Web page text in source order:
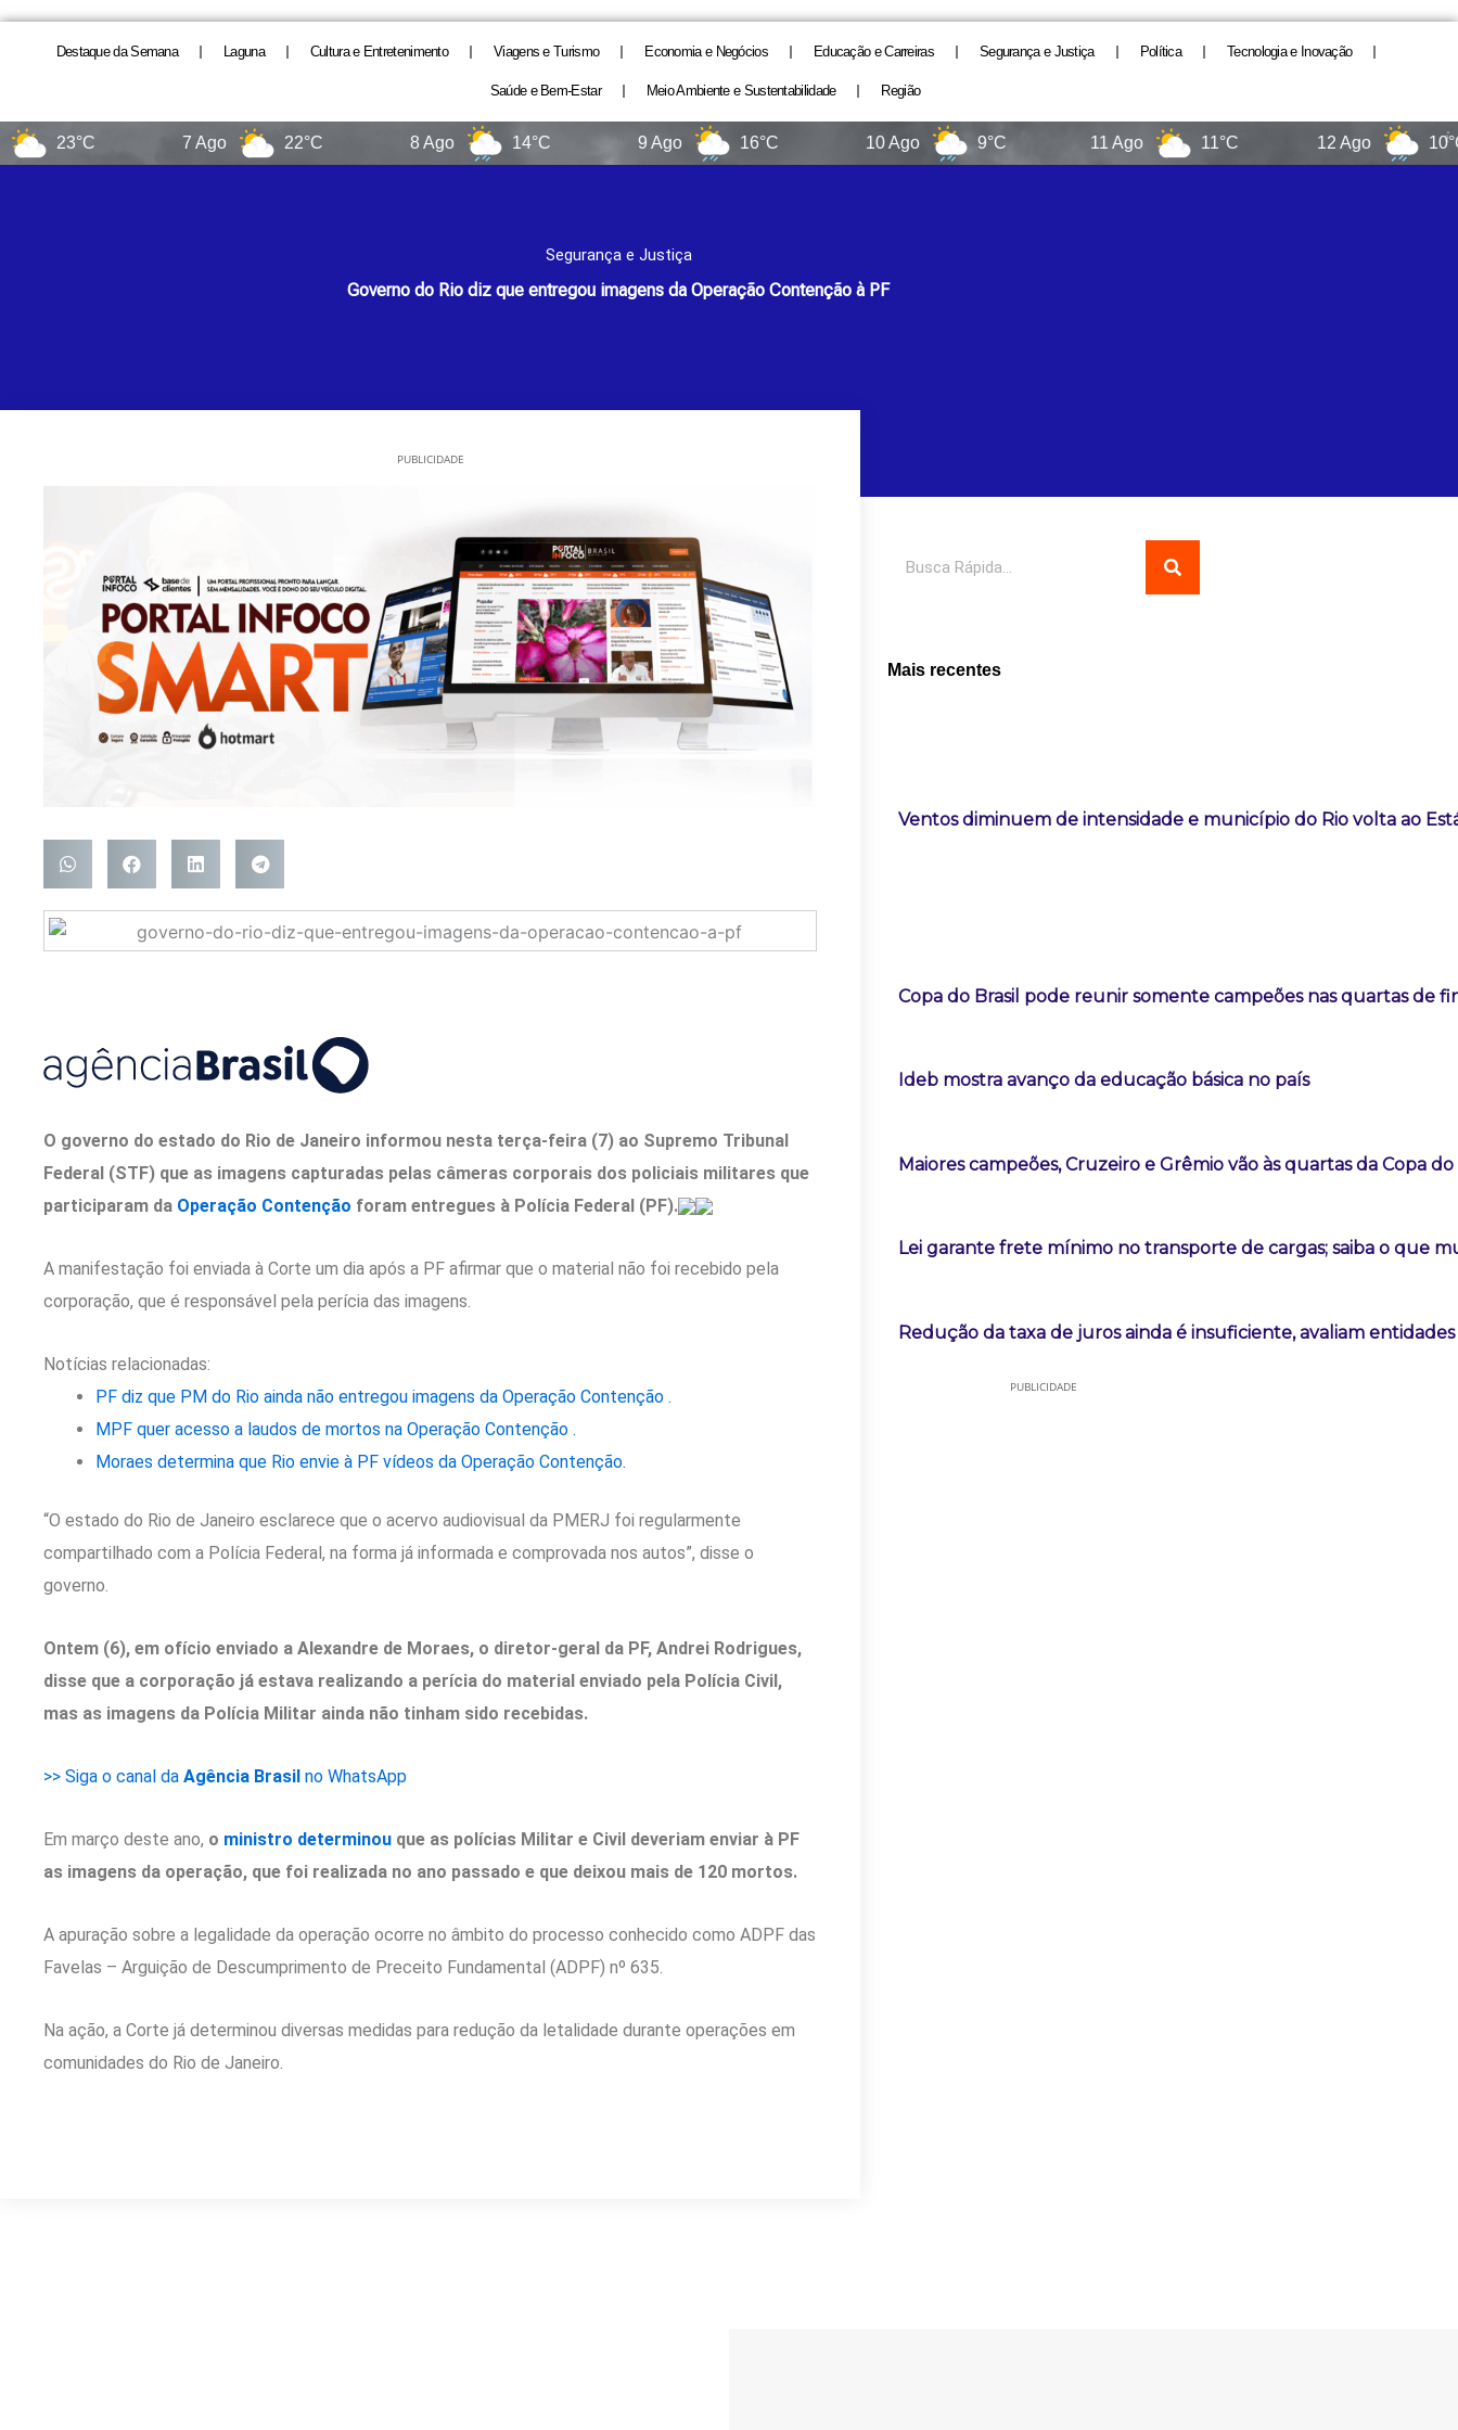
Destaque da Semana Laguna Cultura e Entretenimento Viagens e Turismo Economia e Negócios Educação e Carreiras Segurança e Justiça Política Tecnologia e Inovação
Saúde e Bem-Estar Meio Ambiente e Sustentabilidade Região
23°C 22°C 14°C 16°C 10 Ago 9°C 11 Ago 11°C 12 Ago 10°C
Segurança e Justiça
Governo do Rio diz que entregou imagens da Operação Contenção à PF
PUBLICIDADE
O governo do estado do Rio de Janeiro informou nesta terça-feira (7) ao Supremo Tribunal
Federal (STF) que as imagens capturadas pelas câmeras corporais dos policiais militares que
participaram da Operação Contenção foram entregues à Polícia Federal (PF).
A manifestação foi enviada à Corte um dia após a PF afirmar que o material não foi recebido pela
corporação, que é responsável pela perícia das imagens.
Notícias relacionadas:
PF diz que PM do Rio ainda não entregou imagens da Operação Contenção .
MPF quer acesso a laudos de mortos na Operação Contenção .
Moraes determina que Rio envie à PF vídeos da Operação Contenção.
“O estado do Rio de Janeiro esclarece que o acervo audiovisual da PMERJ foi regularmente
compartilhado com a Polícia Federal, na forma já informada e comprovada nos autos”, disse o
governo.
Ontem (6), em ofício enviado a Alexandre de Moraes, o diretor-geral da PF, Andrei Rodrigues,
disse que a corporação já estava realizando a perícia do material enviado pela Polícia Civil,
mas as imagens da Polícia Militar ainda não tinham sido recebidas.
>> Siga o canal da Agência Brasil no WhatsApp
Em março deste ano, o ministro determinou que as polícias Militar e Civil deveriam enviar à PF
as imagens da operação, que foi realizada no ano passado e que deixou mais de 120 mortos.
A apuração sobre a legalidade da operação ocorre no âmbito do processo conhecido como ADPF das
Favelas – Arguição de Descumprimento de Preceito Fundamental (ADPF) nº 635.
Na ação, a Corte já determinou diversas medidas para redução da letalidade durante operações em
comunidades do Rio de Janeiro.
Mais recentes
Ventos diminuem de intensidade e município do Rio volta ao
Copa do Brasil pode reunir somente campeões nas quartas de
Ideb mostra avanço da educação básica no país
Maiores campeões, Cruzeiro e Grêmio vão às quartas da Copa do
Lei garante frete mínimo no transporte de cargas; saiba o que
Redução da taxa de juros ainda é insuficiente, avaliam entidades
PUBLICIDADE